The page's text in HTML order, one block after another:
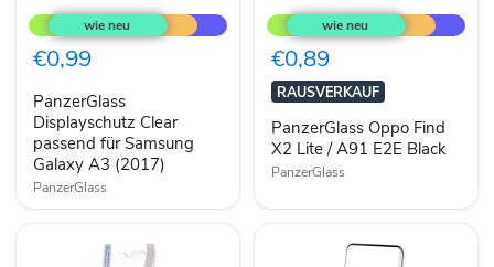
Displayschutz
Clear
passend
für
Galaxy
A3
(2017)
€0,99
PanzerGlass
Displayschutz Clear
passend für Samsung
Galaxy A3 (2017)
PanzerGlass
Oppo
Find
X2
Lite
A91
E2E
Black
€0,89
RAUSVERKAUF
PanzerGlass Oppo Find
X2 Lite / A91 E2E Black
PanzerGlass